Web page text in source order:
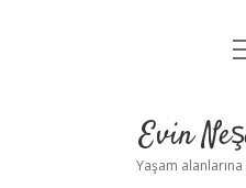
Evin
Yaşam